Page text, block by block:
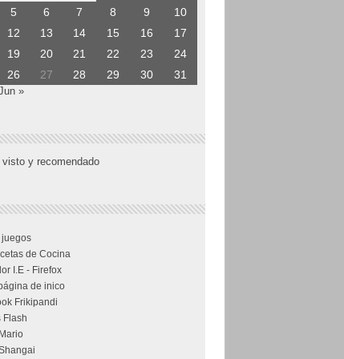
5 6 7 8 9
10
12 13 14 15 16
17
19 20 21 22 23
24
26 27 28 29 30 31
»
visto y recomendado
juegos
de Cocina
I.E - Firefox
de inico
Frikipandi
Flash